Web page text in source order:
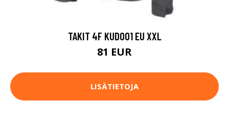
TAKIT 4F KUD001 EU XXL
81 EUR
LISÄTIETOJA